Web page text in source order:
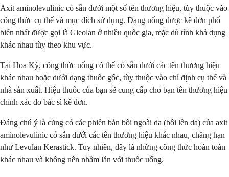
Axit aminolevulinic có sẵn dưới một số tên thương hiệu, tùy thuộc vào
công thức cụ thể và mục đích sử dụng. Dạng uống được kê đơn phổ
biến nhất được gọi là Gleolan ở nhiều quốc gia, mặc dù tính khả dụng
khác nhau tùy theo khu vực.
Tại Hoa Kỳ, công thức uống có thể có sẵn dưới các tên thương hiệu
khác nhau hoặc dưới dạng thuốc gốc, tùy thuộc vào chỉ định cụ thể và
nhà sản xuất. Hiệu thuốc của bạn sẽ cung cấp cho bạn tên thương hiệu
chính xác do bác sĩ kê đơn.
Đáng chú ý là cũng có các phiên bản bôi ngoài da (bôi lên da) của axit
aminolevulinic có sẵn dưới các tên thương hiệu khác nhau, chẳng hạn
như Levulan Kerastick. Tuy nhiên, đây là những công thức hoàn toàn
khác nhau và không nên nhầm lẫn với thuốc uống.